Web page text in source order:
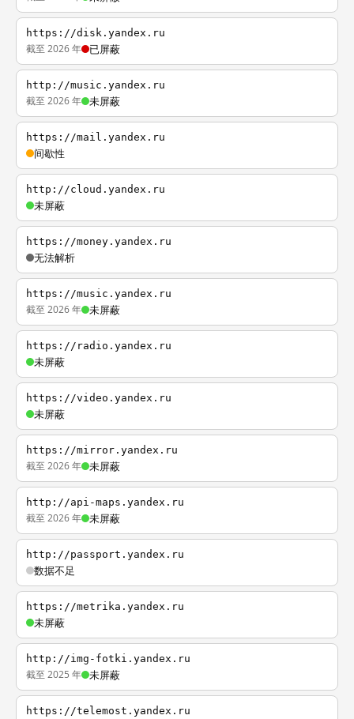
https://disk.yandex.ru
截至 2026 年 已屏蔽
http://music.yandex.ru
截至 2026 年 未屏蔽
https://mail.yandex.ru
间歇性
http://cloud.yandex.ru
未屏蔽
https://money.yandex.ru
无法解析
https://music.yandex.ru
截至 2026 年 未屏蔽
https://radio.yandex.ru
未屏蔽
https://video.yandex.ru
未屏蔽
https://mirror.yandex.ru
截至 2026 年 未屏蔽
http://api-maps.yandex.ru
截至 2026 年 未屏蔽
http://passport.yandex.ru
数据不足
https://metrika.yandex.ru
未屏蔽
http://img-fotki.yandex.ru
截至 2025 年 未屏蔽
https://telemost.yandex.ru